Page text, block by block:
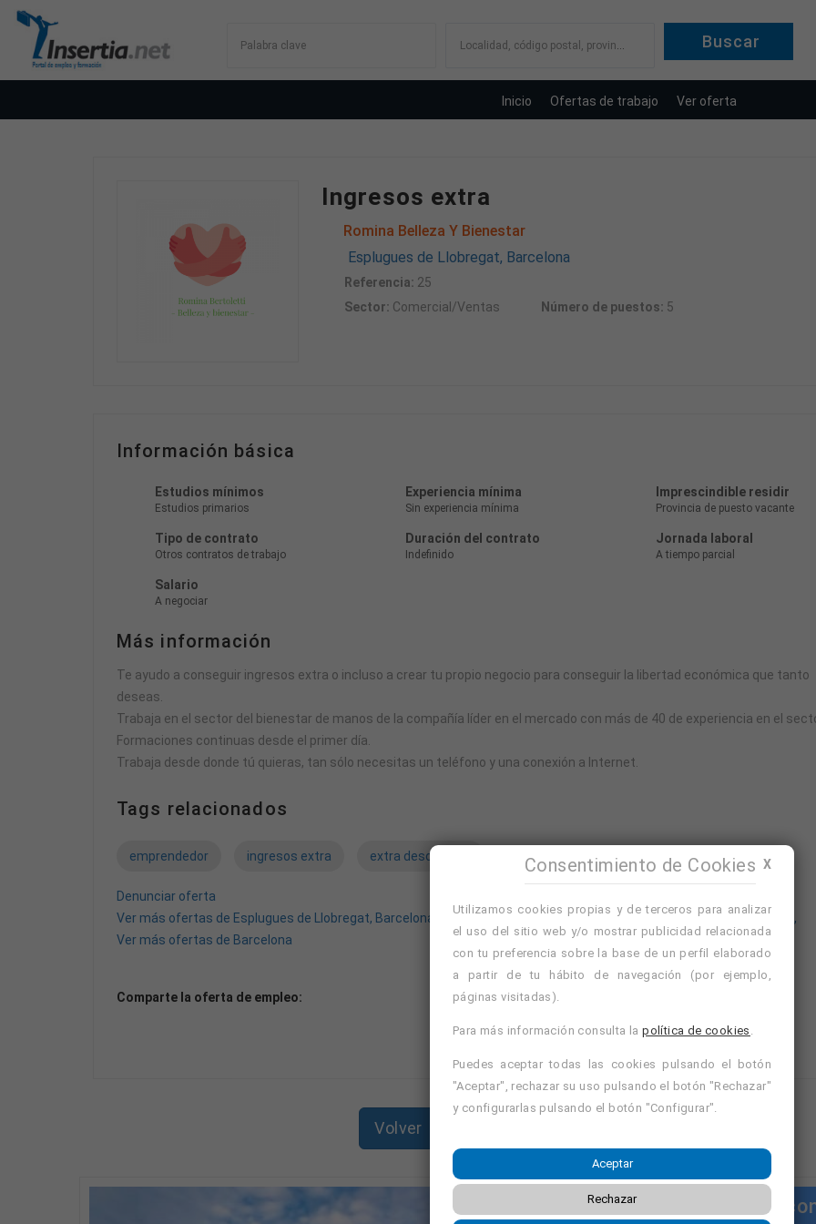
Localidad, código postal, provincia
Inicio Ofertas de trabajo Ver oferta
Ingresos extra
Romina Belleza Y Bienestar
Esplugues de Llobregat, Barcelona
Referencia: 25
Sector: Comercial/Ventas Número de puestos: 5
Información básica
Estudios mínimos
Estudios primarios
Experiencia mínima
Sin experiencia mínima
Imprescindible residir
Provincia de puesto vacante
Tipo de contrato
Otros contratos de trabajo
Duración del contrato
Indefinido
Jornada laboral
A tiempo parcial
Salario
A negociar
Más información
Te ayudo a conseguir ingresos extra o incluso a crear tu propio negocio para conseguir la libertad económica que tanto
deseas.
Trabaja en el sector del bienestar de manos de la compañía líder en el mercado con más de 40 de experiencia en el
Formaciones continuas desde el primer día.
Trabaja desde donde tú quieras, tan sólo necesitas un teléfono y una conexión a Internet.
Tags relacionados
emprendedor ingresos extra extra desde casa
Denunciar oferta
Ver más ofertas de Esplugues de Llobregat, Barcelona
Ver más ofertas de Barcelona
Ver cursos de formación de Esplugues de Llobregat,
Barcelona
Ver cursos de formación de Barcelona
Comparte la oferta de empleo:
Volver
Cursos
X
Consentimiento de Cookies
Utilizamos cookies propias y de terceros para analizar
el uso del sitio web y/o mostrar publicidad relacionada
con tu preferencia sobre la base de un perfil elaborado
a partir de tu hábito de navegación (por ejemplo,
páginas visitadas).
Para más información consulta lapolítica de cookies .
Puedes aceptar todas las cookies pulsando el botón
"Aceptar", rechazar su uso pulsando el botón "Rechazar"
y configurarlas pulsando el botón "Configurar".
Aceptar
Rechazar